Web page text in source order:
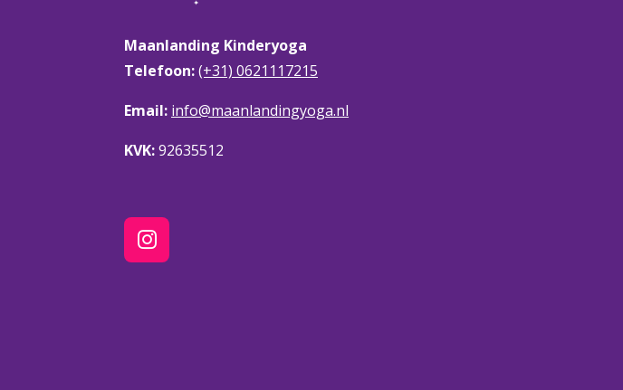
Maanlanding Kinderyoga
Telefoon:(+31) 0621117215
Email: info@maanlandingyoga.nl
KVK:92635512
I
n